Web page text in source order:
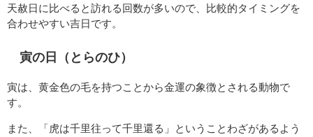
天赦日に比べると訪れる回数が多いので、比較的タイミングを
合わせやすい吉日です。
寅の日（とらのひ）
寅は、黄金色の毛を持つことから金運の象徴とされる動物で
す。
また、「虎は千里往って千里還る」ということわざがあるよう